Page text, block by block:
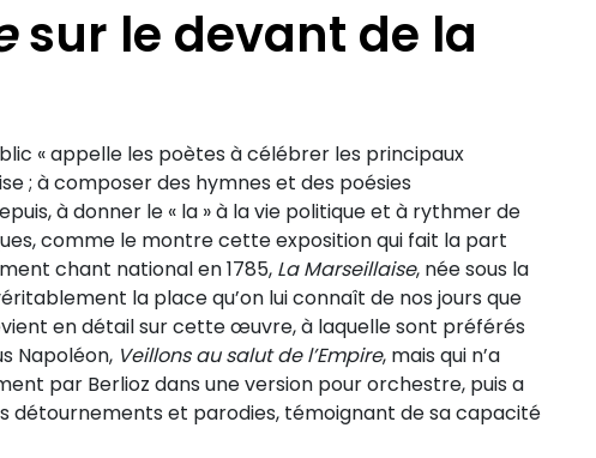
sur le devant de la
« appelle les poètes à célébrer les principaux
; à composer des hymnes et des poésies
à donner le « la » à la vie politique et à rythmer de
comme le montre cette exposition qui fait la part
chant national en 1785, La Marseillaise, née sous la
la place qu’on lui connaît de nos jours que
en détail sur cette œuvre, à laquelle sont préférés
Napoléon, Veillons au salut de l’Empire, mais qui n’a
par Berlioz dans une version pour orchestre, puis a
détournements et parodies, témoignant de sa capacité